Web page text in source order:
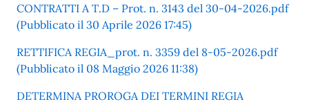
CONTRATTI A T.D – Prot. n. 3143 del 30-04-2026.pdf
(Pubblicato il 30 Aprile 2026 17:45)
RETTIFICA REGIA_prot. n. 3359 del 8-05-2026.pdf
(Pubblicato il 08 Maggio 2026 11:38)
DETERMINA PROROGA DEI TERMINI REGIA